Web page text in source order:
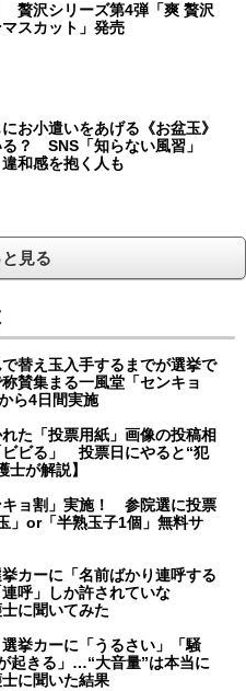
贅沢シリーズ第4弾「爽 贅沢
スカット」発売
お小遣いをあげる《お盆玉》
？ SNS「知らない風習」
違和感を抱く人も
見る
で替え玉入手するまでが選挙で
賛集まる一風堂「センキョ
ら4日間実施
た「投票用紙」画像の投稿相
ビビる」 投票日にやると“犯
士が解説】
キョ割」実施！ 参院選に投票
」or「半熟玉子1個」無料サ
挙カーに「名前ばかり連呼する
呼」しか許されていな
に聞いてみた
選挙カーに「うるさい」「騒
起きる」…“大音量”は本当に
に聞いた結果